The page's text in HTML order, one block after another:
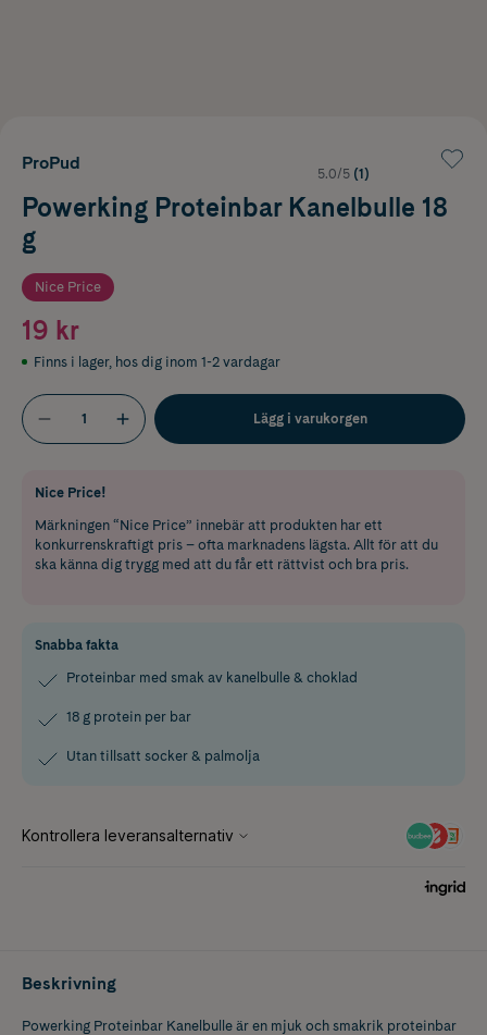
ProPud
5.0/5 (1)
Powerking Proteinbar Kanelbulle 18
g
Nice Price
19 kr
Finns i lager, hos dig inom 1-2 vardagar
Lägg i varukorgen
Nice Price!
Märkningen “Nice Price” innebär att produkten har ett
konkurrenskraftigt pris – ofta marknadens lägsta. Allt för att du
ska känna dig trygg med att du får ett rättvist och bra pris.
Snabba fakta
Proteinbar med smak av kanelbulle & choklad
18 g protein per bar
Utan tillsatt socker & palmolja
Beskrivning
Powerking Proteinbar Kanelbulle är en mjuk och smakrik proteinbar